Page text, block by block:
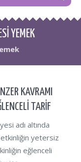
YEMEK
KAVRAMI
TARİF
adı altında
yetersiz
eğlenceli